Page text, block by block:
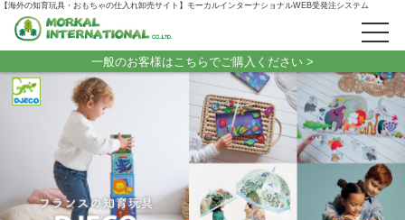
【海外の知育玩具・おもちゃの仕入れ卸売サイト】モーカルインターナショナルWEB受発注システム
一般のお客様はこちらでご購入ください >